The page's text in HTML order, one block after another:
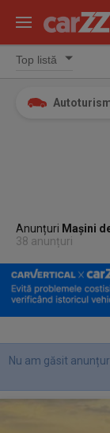
Anunțuri Mașini
38 anunțuri
Nu am găsit